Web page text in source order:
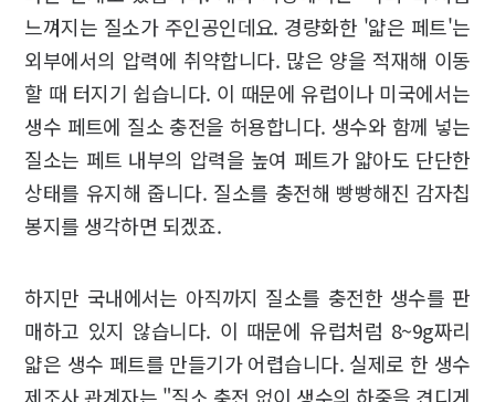
느껴지는 질소가 주인공인데요. 경량화한 '얇은 페트'는
외부에서의 압력에 취약합니다. 많은 양을 적재해 이동
할 때 터지기 쉽습니다. 이 때문에 유럽이나 미국에서는
생수 페트에 질소 충전을 허용합니다. 생수와 함께 넣는
질소는 페트 내부의 압력을 높여 페트가 얇아도 단단한
상태를 유지해 줍니다. 질소를 충전해 빵빵해진 감자칩
봉지를 생각하면 되겠죠.
하지만 국내에서는 아직까지 질소를 충전한 생수를 판
매하고 있지 않습니다. 이 때문에 유럽처럼 8~9g짜리
얇은 생수 페트를 만들기가 어렵습니다. 실제로 한 생수